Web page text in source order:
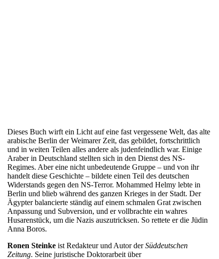
Dieses Buch wirft ein Licht auf eine fast vergessene Welt, das alte
arabische Berlin der Weimarer Zeit, das gebildet, fortschrittlich
und in weiten Teilen alles andere als judenfeindlich war. Einige
Araber in Deutschland stellten sich in den Dienst des NS-
Regimes. Aber eine nicht unbedeutende Gruppe – und von ihr
handelt diese Geschichte – bildete einen Teil des deutschen
Widerstands gegen den NS-Terror. Mohammed Helmy lebte in
Berlin und blieb während des ganzen Krieges in der Stadt. Der
Ägypter balancierte ständig auf einem schmalen Grat zwischen
Anpassung und Subversion, und er vollbrachte ein wahres
Husarenstück, um die Nazis auszutricksen. So rettete er die Jüdin
Anna Boros.
Ronen Steinke ist Redakteur und Autor derSüddeutschen
Zeitung. Seine juristische Doktorarbeit über